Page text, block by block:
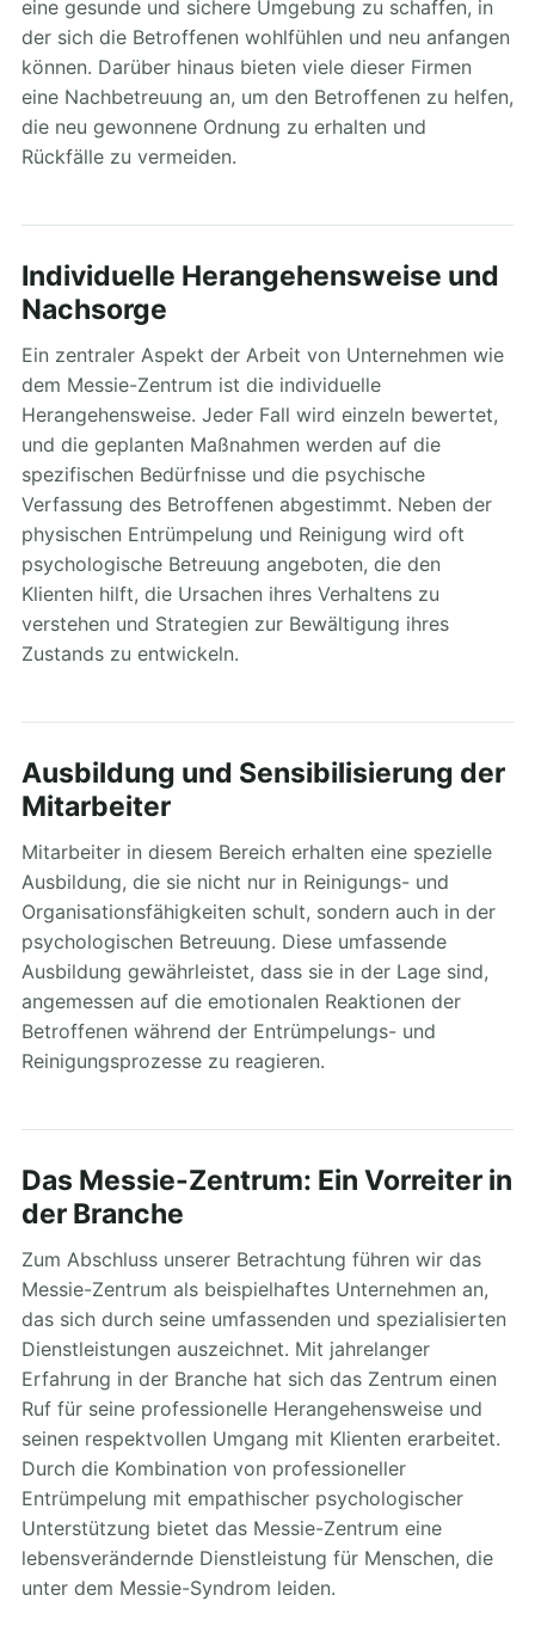
eine gesunde und sichere Umgebung zu schaffen, in
der sich die Betroffenen wohlfühlen und neu anfangen
können. Darüber hinaus bieten viele dieser Firmen
eine Nachbetreuung an, um den Betroffenen zu helfen,
die neu gewonnene Ordnung zu erhalten und
Rückfälle zu vermeiden.
Individuelle Herangehensweise und
Nachsorge
Ein zentraler Aspekt der Arbeit von Unternehmen wie
dem Messie-Zentrum ist die individuelle
Herangehensweise. Jeder Fall wird einzeln bewertet,
und die geplanten Maßnahmen werden auf die
spezifischen Bedürfnisse und die psychische
Verfassung des Betroffenen abgestimmt. Neben der
physischen Entrümpelung und Reinigung wird oft
psychologische Betreuung angeboten, die den
Klienten hilft, die Ursachen ihres Verhaltens zu
verstehen und Strategien zur Bewältigung ihres
Zustands zu entwickeln.
Ausbildung und Sensibilisierung der
Mitarbeiter
Mitarbeiter in diesem Bereich erhalten eine spezielle
Ausbildung, die sie nicht nur in Reinigungs- und
Organisationsfähigkeiten schult, sondern auch in der
psychologischen Betreuung. Diese umfassende
Ausbildung gewährleistet, dass sie in der Lage sind,
angemessen auf die emotionalen Reaktionen der
Betroffenen während der Entrümpelungs- und
Reinigungsprozesse zu reagieren.
Das Messie-Zentrum: Ein Vorreiter in
der Branche
Zum Abschluss unserer Betrachtung führen wir das
Messie-Zentrum als beispielhaftes Unternehmen an,
das sich durch seine umfassenden und spezialisierten
Dienstleistungen auszeichnet. Mit jahrelanger
Erfahrung in der Branche hat sich das Zentrum einen
Ruf für seine professionelle Herangehensweise und
seinen respektvollen Umgang mit Klienten erarbeitet.
Durch die Kombination von professioneller
Entrümpelung mit empathischer psychologischer
Unterstützung bietet das Messie-Zentrum eine
lebensverändernde Dienstleistung für Menschen, die
unter dem Messie-Syndrom leiden.